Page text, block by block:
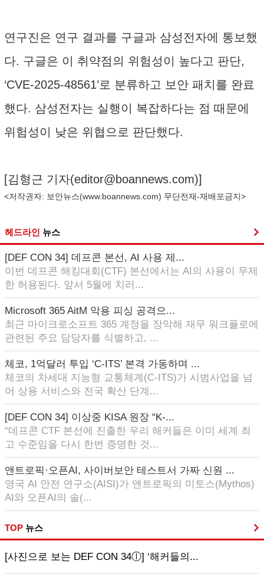
연구진은 연구 결과를 구글과 삼성전자에 통보했
다. 구글은 이 취약점의 위험성이 높다고 판단,
‘CVE-2025-48561’로 분류하고 보안 패치를 완료
했다. 삼성전자는 실행이 복잡하다는 점 때문에
위험성이 낮은 위협으로 판단했다.
[김형근 기자(editor@boannews.com)]
<저작권자: 보안뉴스(www.boannews.com) 무단전재-재배포금지>
헤드라인 뉴스
[DEF CON 34] 데프콘 본선, AI 사용 제...
이번 데프콘 해킹대회(CTF) 본선에서는 AI의 사용이 무제
한 허용된다. 앞서 5월에 치러...
Microsoft 365 AitM 악용 피싱 공격으...
최근 마이크로소프트 365 계정을 장악해 재무 워크플로에
관련된 주요 담당자를 식별하고, ...
체코, 1억달러 투입 ‘C-ITS’ 본격 가동하며 ...
체코의 차세대 지능형 교통체계(C-ITS)가 시범사업을 넘
어 상용 서비스와 전국 확산 단계...
[DEF CON 34] 이상중 KISA 원장 “K-...
“데프콘 CTF 본선에 진출한 우리 해커들은 이미 세계 최
고 수준임을 다시 한번 증명한 것...
앤트로픽·오픈AI, 사이버보안 테스트서 가짜 신원 ...
영국 AI 안전 연구소(AISI)가 앤트로픽의 미토스(Mythos)
AI와 오픈AI의 솔(...
TOP 뉴스
[사진으로 보는 DEF CON 34ⓛ] ‘해커들의...